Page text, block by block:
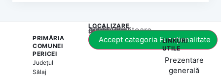
PRIMĂRIA
COMUNEI
PERICEI
Județul
Sălaj
LOCALIZARE
Acest conținut este blocat până când acceptați categoria corespunzătoare de cookie-uri.
Accept categoria Funcționalitate
LINKURI
UTILE
Prezentare
generală